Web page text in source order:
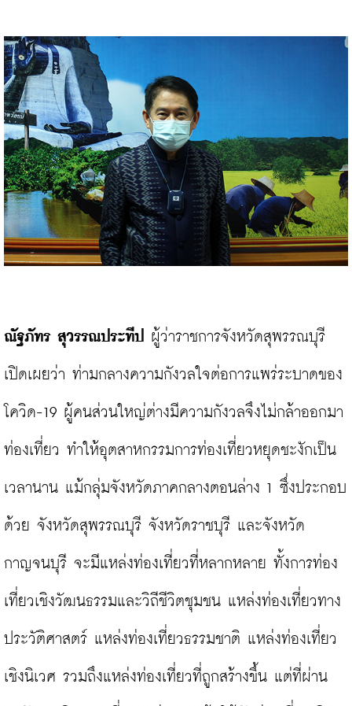
ณัฐภัทร สุวรรณประทีป ผู้ว่าราชการจังหวัดสุพรรณบุรี
เปิดเผยว่า ท่ามกลางความกังวลใจต่อการแพร่ระบาดของ
โควิด-19 ผู้คนส่วนใหญ่ต่างมีความกังวลจึงไม่กล้าออกมา
ท่องเที่ยว ทำให้อุตสาหกรรมการท่องเที่ยวหยุดชะงักเป็น
เวลานาน แม้กลุ่มจังหวัดภาคกลางตอนล่าง 1 ซึ่งประกอบ
ด้วย จังหวัดสุพรรณบุรี จังหวัดราชบุรี และจังหวัด
กาญจนบุรี จะมีแหล่งท่องเที่ยวที่หลากหลาย ทั้งการท่อง
เที่ยวเชิงวัฒนธรรมและวิถีชีวิตชุมชน แหล่งท่องเที่ยวทาง
ประวัติศาสตร์ แหล่งท่องเที่ยวธรรมชาติ แหล่งท่องเที่ยว
เชิงนิเวศ รวมถึงแหล่งท่องเที่ยวที่ถูกสร้างขึ้น แต่ที่ผ่าน